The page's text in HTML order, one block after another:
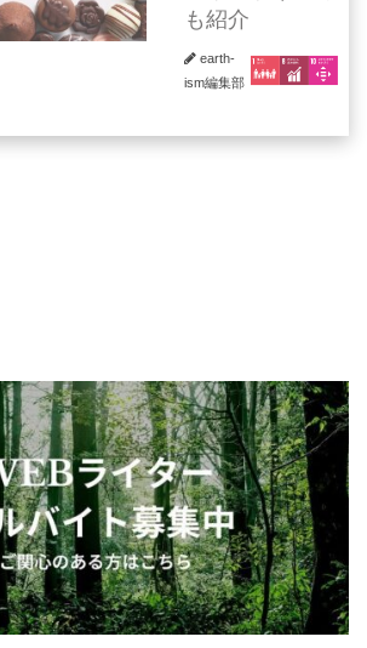
も紹介
earth-
ism編集部